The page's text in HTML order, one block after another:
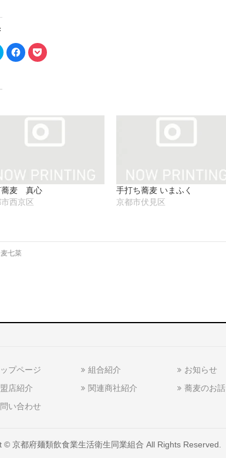
ク
リ
Twitter
有
ウ
で
開
き
ま
す)
Facebook
で
リ
ッ
い
(新
し
い
ウ
ィ
開
き
ま
ク
リ
ェ
ア
(新
し
い
ウ
ド
ウ
で
蕎麦 真心
西京区
手打ち蕎麦 いまふく
京都市伏見区
七菜
ップページ 組合紹介 お知らせ
店紹介
関連商社紹介 蕎麦のお話
い合わせ
© 京都府麺類飲食業生活衛生同業組合 All Rights Reserved.